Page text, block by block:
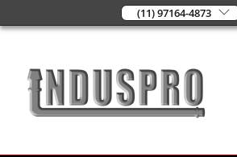
(11) 97164-4873